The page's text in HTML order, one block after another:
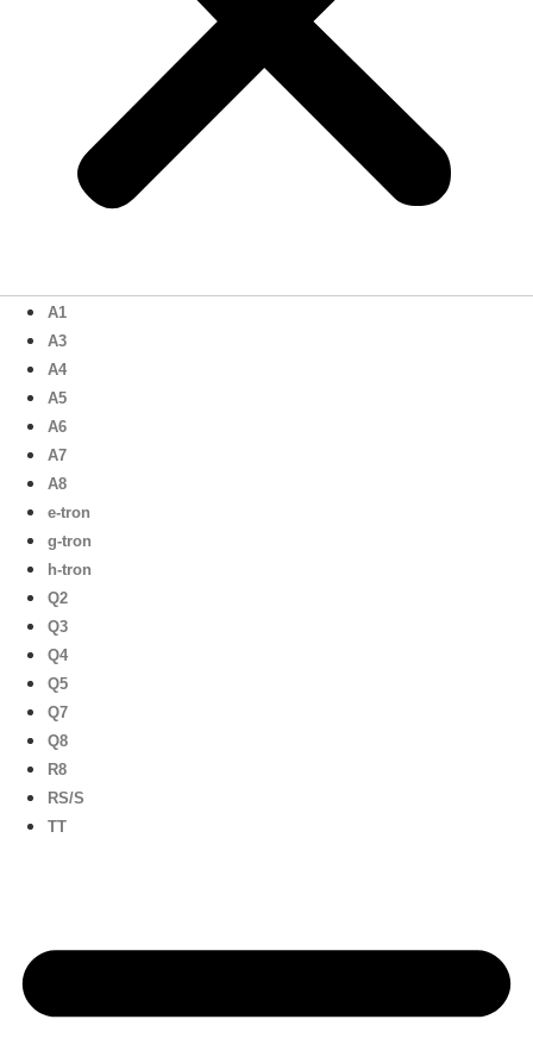
A1
A3
A4
A5
A6
A7
A8
e-tron
g-tron
h-tron
Q2
Q3
Q4
Q5
Q7
Q8
R8
RS/S
TT